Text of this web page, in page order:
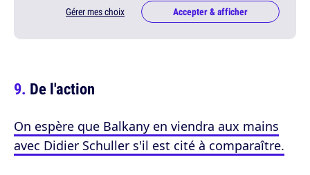
Gérer mes choix Accepter & afficher
De l'action
On espère que Balkany en viendra aux mains
avec Didier Schuller s'il est cité à comparaître.